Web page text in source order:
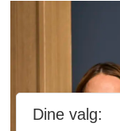
Dine valg: